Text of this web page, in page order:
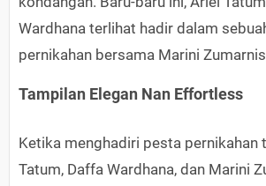
Wardhana terlihat hadir dalam
pernikahan bersama Marini
Tampilan Elegan Nan Effortless
Ketika menghadiri pesta pernikahan
Tatum, Daffa Wardhana, dan Marini